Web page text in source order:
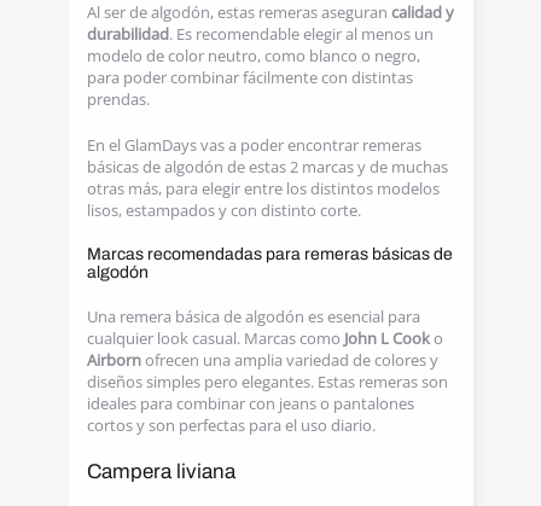
Al ser de algodón, estas remeras aseguran calidad y
durabilidad. Es recomendable elegir al menos un
modelo de color neutro, como blanco o negro,
para poder combinar fácilmente con distintas
prendas.
En el GlamDays vas a poder encontrar remeras
básicas de algodón de estas 2 marcas y de muchas
otras más, para elegir entre los distintos modelos
lisos, estampados y con distinto corte.
Marcas recomendadas para remeras básicas de
algodón
Una remera básica de algodón es esencial para
cualquier look casual. Marcas como John L Cooko
Airbornofrecen una amplia variedad de colores y
diseños simples pero elegantes. Estas remeras son
ideales para combinar con jeans o pantalones
cortos y son perfectas para el uso diario.
Campera liviana